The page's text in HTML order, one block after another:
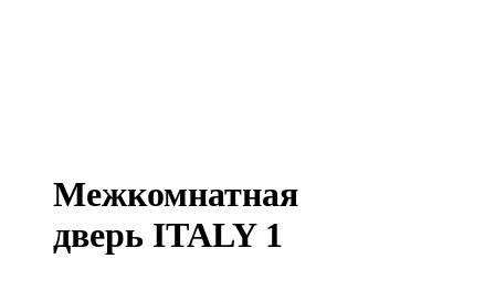
Межкомнатная
дверь ITALY 1